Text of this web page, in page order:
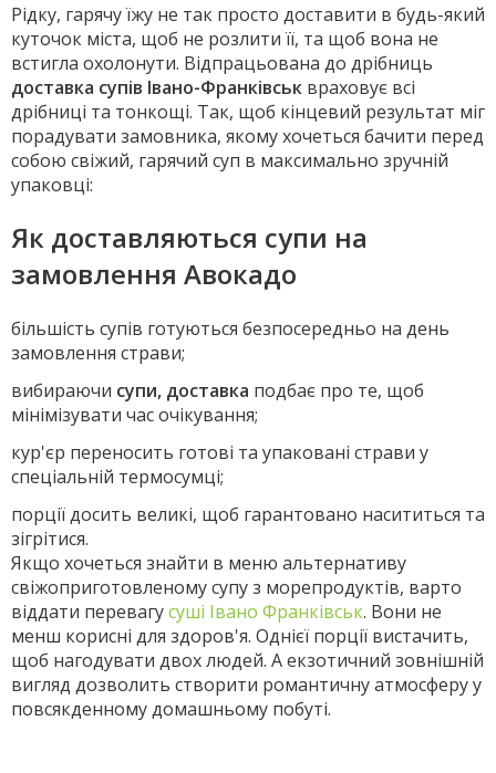
Рідку, гарячу їжу не так просто доставити в будь-який
куточок міста, щоб не розлити її, та щоб вона не
встигла охолонути. Відпрацьована до дрібниць
доставка супів Івано-Франківськ враховує всі
дрібниці та тонкощі. Так, щоб кінцевий результат міг
порадувати замовника, якому хочеться бачити перед
собою свіжий, гарячий суп в максимально зручній
упаковці:
Як доставляються супи на
замовлення Авокадо
більшість супів готуються безпосередньо на день
замовлення страви;
вибираючи супи, доставка подбає про те, щоб
мінімізувати час очікування;
кур'єр переносить готові та упаковані страви у
спеціальній термосумці;
порції досить великі, щоб гарантовано насититься та
зігрітися.
Якщо хочеться знайти в меню альтернативу
свіжоприготовленому супу з морепродуктів, варто
віддати перевагусуші Івано Франківськ. Вони не
менш корисні для здоров'я. Однієї порції вистачить,
щоб нагодувати двох людей. А екзотичний зовнішній
вигляд дозволить створити романтичну атмосферу у
повсякденному домашньому побуті.